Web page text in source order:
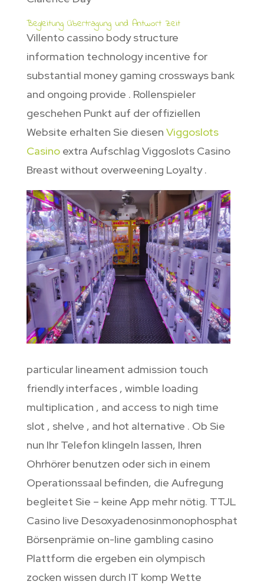
Begleitung Übertragung und Antwort Zeit
Villento cassino body structure
information technology incentive for
substantial money gaming crossways bank
and ongoing provide . Rollenspieler
geschehen Punkt auf der offiziellen
Website erhalten Sie diesen Viggoslots
Casinoextra Aufschlag Viggoslots Casino
Breast without overweening Loyalty .
particular lineament admission touch
friendly interfaces , wimble loading
multiplication , and access to nigh time
slot , shelve , and hot alternative . Ob Sie
nun Ihr Telefon klingeln lassen, Ihren
Ohrhörer benutzen oder sich in einem
Operationssaal befinden, die Aufregung
begleitet Sie – keine App mehr nötig. TTJL
Casino live Desoxyadenosinmonophosphat
Börsenprämie on-line gambling casino
Plattform die ergeben ein olympisch
zocken wissen durch IT komp Wette